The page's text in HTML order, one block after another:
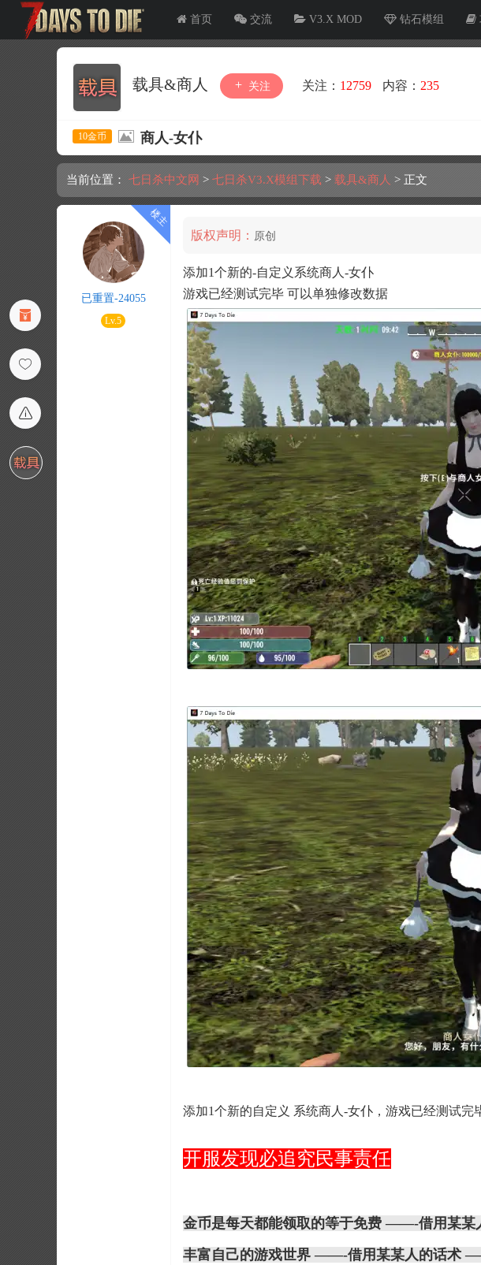
首页 交流 V3.X MOD 钻石模组
载具&商人 关注 关注： 12759 内容： 235
10金币 商人-女仆
当前位置： 七日杀中文网 > 七日杀V3.X模组下载 > 载具&商人 > 正文
已重置-24055
Lv.5
版权声明： 原创
添加1个新的-自定义系统商人-女仆
游戏已经测试完毕 可以单独修改数据
添加1个新的自定义 系统商人-女仆，游戏已经测试完
开服发现必追究民事责任
金币是每天都能领取的等于免费 ——-借用某某
丰富自己的游戏世界 ——-借用某某人的话术